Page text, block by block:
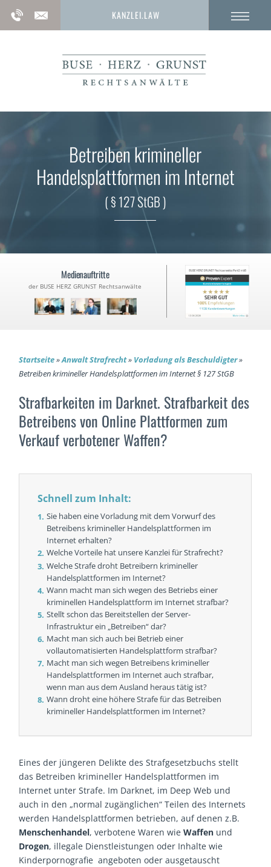
KANZLEI.LAW
Betreiben krimineller
Handelsplattformen im Internet
( § 127 StGB )
Medienauftritte
der BUSE HERZ GRUNST Rechtsanwälte
Startseite»Anwalt Strafrecht» Vorladung als Beschuldigter»
Betreiben krimineller Handelsplattformen im Internet § 127 StGB
Strafbarkeiten im Darknet. Strafbarkeit des
Betreibens von Online Plattformen zum
Verkauf verbotener Waffen?
Schnell zum Inhalt:
Sie haben eine Vorladung mit dem Vorwurf des
Betreibens krimineller Handelsplattformen im
Internet erhalten?
Welche Vorteile hat unsere Kanzlei für Strafrecht?
Welche Strafe droht Betreibern krimineller
Handelsplattformen im Internet?
Wann macht man sich wegen des Betriebs einer
kriminellen Handelsplattform im Internet strafbar?
Stellt schon das Bereitstellen der Server-
Infrastruktur ein „Betreiben“ dar?
Macht man sich auch bei Betrieb einer
vollautomatisierten Handelsplattform strafbar?
Macht man sich wegen Betreibens krimineller
Handelsplattformen im Internet auch strafbar,
wenn man aus dem Ausland heraus tätig ist?
Wann droht eine höhere Strafe für das Betreiben
krimineller Handelsplattformen im Internet?
Eines der jüngeren Delikte des Strafgesetzbuchs stellt
das Betreiben krimineller Handelsplattformen im
Internet unter Strafe. Im Darknet, im Deep Web und
auch in den „normal zugänglichen“ Teilen des Internets
werden Handelsplattformen betrieben, auf denen z.B.
Menschenhandel, verbotene Waren wieWaffen und
Drogen, illegale Dienstleistungen oder Inhalte wie
Kinderpornografie angeboten oder ausgetauscht